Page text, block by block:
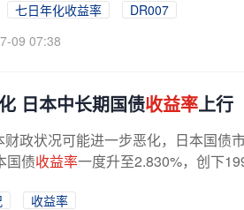
七日年化收益率
DR007
09 07:38
日本中长期国债收益率上行
财政状况可能进一步恶化，日本国债
国债收益率一度升至2.830%，创下
收益率